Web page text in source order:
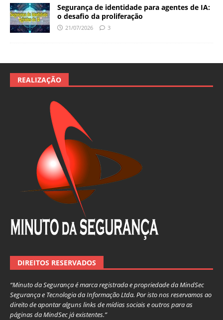
Segurança de identidade para agentes de IA:
o desafio da proliferação
21/07/2026 3
REALIZAÇÃO
DIREITOS RESERVADOS
“Minuto da Segurança é marca registrada e propriedade da MindSec
Segurança e Tecnologia da Informação Ltda. Por isto nos reservamos ao
direito de apontar alguns links de mídias sociais e outros para as
páginas da MindSec já existentes.”